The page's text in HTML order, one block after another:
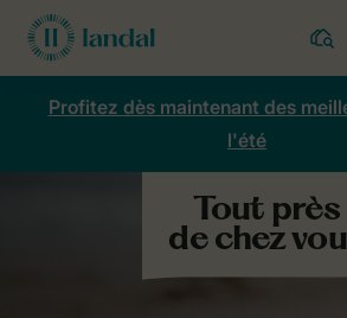
Parcs
Profitez dès maintenant des
l'été